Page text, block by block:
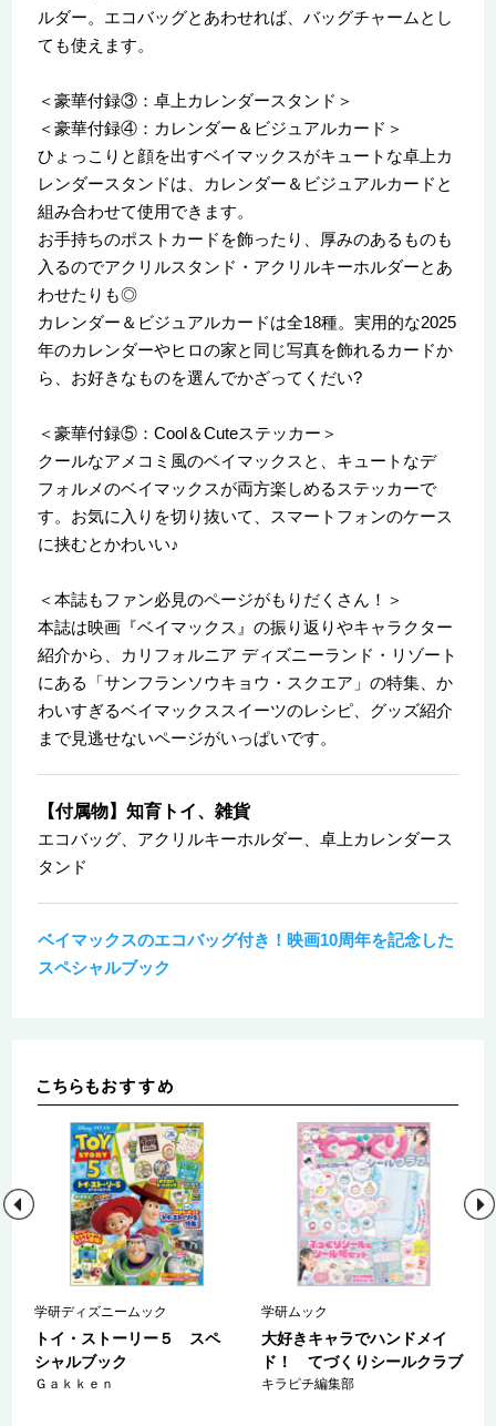
ルダー。エコバッグとあわせれば、バッグチャームとし
ても使えます。
＜豪華付録③：卓上カレンダースタンド＞
＜豪華付録④：カレンダー＆ビジュアルカード＞
ひょっこりと顔を出すベイマックスがキュートな卓上カ
レンダースタンドは、カレンダー＆ビジュアルカードと
組み合わせて使用できます。
お手持ちのポストカードを飾ったり、厚みのあるものも
入るのでアクリルスタンド・アクリルキーホルダーとあ
わせたりも◎
カレンダー＆ビジュアルカードは全18種。実用的な2025
年のカレンダーやヒロの家と同じ写真を飾れるカードか
ら、お好きなものを選んでかざってくだい?
＜豪華付録⑤：Cool＆Cuteステッカー＞
クールなアメコミ風のベイマックスと、キュートなデ
フォルメのベイマックスが両方楽しめるステッカーで
す。お気に入りを切り抜いて、スマートフォンのケース
に挟むとかわいい♪
＜本誌もファン必見のページがもりだくさん！＞
本誌は映画『ベイマックス』の振り返りやキャラクター
紹介から、カリフォルニア ディズニーランド・リゾート
にある「サンフランソウキョウ・スクエア」の特集、か
わいすぎるベイマックススイーツのレシピ、グッズ紹介
まで見逃せないページがいっぱいです。
【付属物】知育トイ、雑貨
エコバッグ、アクリルキーホルダー、卓上カレンダース
タンド
ベイマックスのエコバッグ付き！映画10周年を記念した
スペシャルブック
学研ディズニームック
トイ・ストーリー５ スペ
シャルブック
Ｇａｋｋｅｎ
学研ムック
大好きキャラでハンドメイ
ド！ てづくりシールクラブ
キラピチ編集部